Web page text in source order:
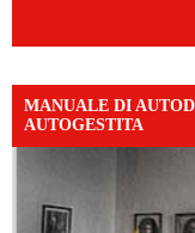
MANUALE DI
AUTOGESTITA